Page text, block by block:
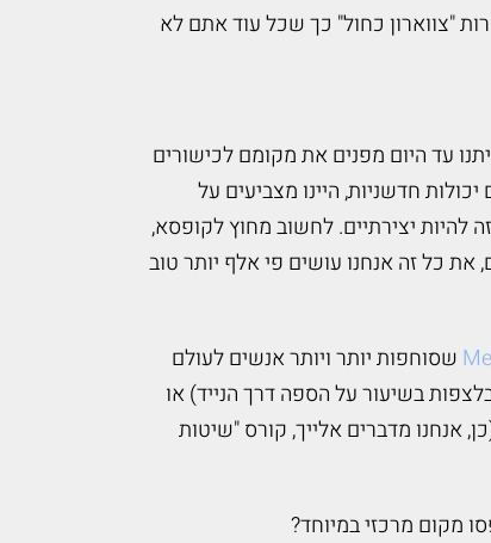
"צווארון כחול" כך שכל עוד אתם לא
עד היום מפנים את מקומם לכישורים
חדשניות, היינו מצביעים על
להיות יצירתיים. לחשוב מחוץ לקופסא,
כל זה אנחנו עושים פי אלף יותר טוב
שסוחפות יותר ויותר אנשים לעולם
בשיעור על הספה דרך הנייד) או
אנחנו מדברים אלייך, קורס "שיטות
מקום מרכזי במיוחד?